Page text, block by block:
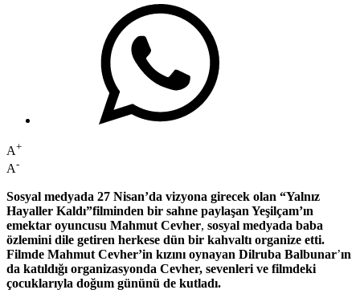
A+
A-
Sosyal medyada 27 Nisan’da vizyona girecek olan “Yalnız
Hayaller Kaldı”filminden bir sahne paylaşan Yeşilçam’ın
emektar oyuncusu Mahmut Cevher, sosyal medyada baba
özlemini dile getiren herkese dün bir kahvaltı organize etti.
Filmde Mahmut Cevher’in kızını oynayan Dilruba Balbunar’ın
da katıldığı organizasyonda Cevher, sevenleri ve filmdeki
çocuklarıyla doğum gününü de kutladı.